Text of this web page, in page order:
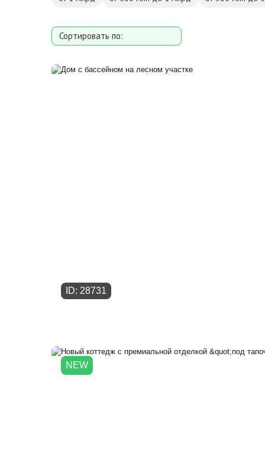
Сортировать по:
Площади участка
ID: 28731
NEW